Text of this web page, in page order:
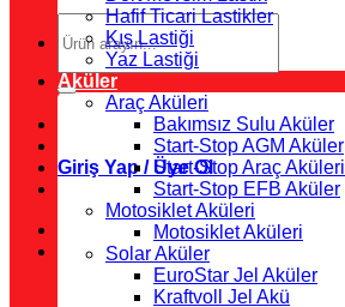
Ara:
Giriş Yap / Üye Ol
Hafif Ticari Lastikler
Kış Lastiği
Yaz Lastiği
Aküler
Araç Aküleri
Bakımsız Sulu Aküler
Start-Stop AGM Aküler
Start-Stop Araç Aküleri
Start-Stop EFB Aküler
Motosiklet Aküleri
Motosiklet Aküleri
Solar Aküler
EuroStar Jel Aküler
Kraftvoll Jel Akü